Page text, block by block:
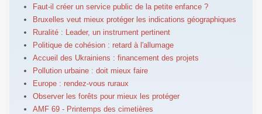
Faut-il créer un service public de la petite enfance ?
Bruxelles veut mieux protéger les indications géographiques
Ruralité : Leader, un instrument pertinent
Politique de cohésion : retard à l'allumage
Accueil des Ukrainiens : financement des projets
Pollution urbaine : doit mieux faire
Europe : rendez-vous ruraux
Observer les forêts pour mieux les protéger
AMF 69 - Printemps des cimetières